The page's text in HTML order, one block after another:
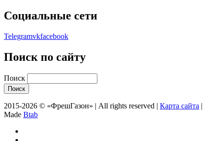
Социальные сети
Telegramvkfacebook
Поиск по сайту
Поиск
2015-2026 © «ФрешГазон» | All rights reserved | Карта сайта |
Made Btab